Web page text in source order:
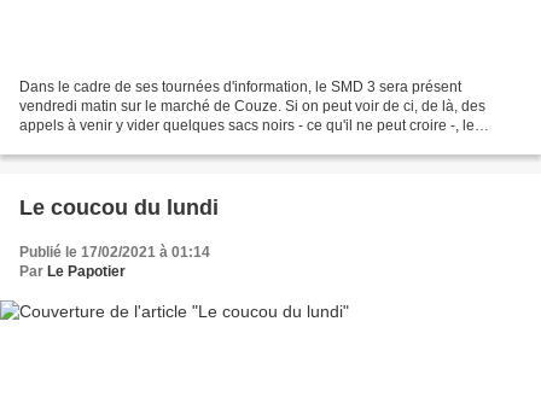
Dans le cadre de ses tournées d'information, le SMD 3 sera présent
vendredi matin sur le marché de Couze. Si on peut voir de ci, de là, des
appels à venir y vider quelques sacs noirs - ce qu'il ne peut croire -, le
Le coucou du lundi
Publié le 17/02/2021 à 01:14
Par Le Papotier